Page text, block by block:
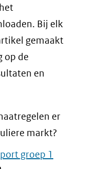
Bij elk
gemaakt
op de
en
er
markt?
groep 1